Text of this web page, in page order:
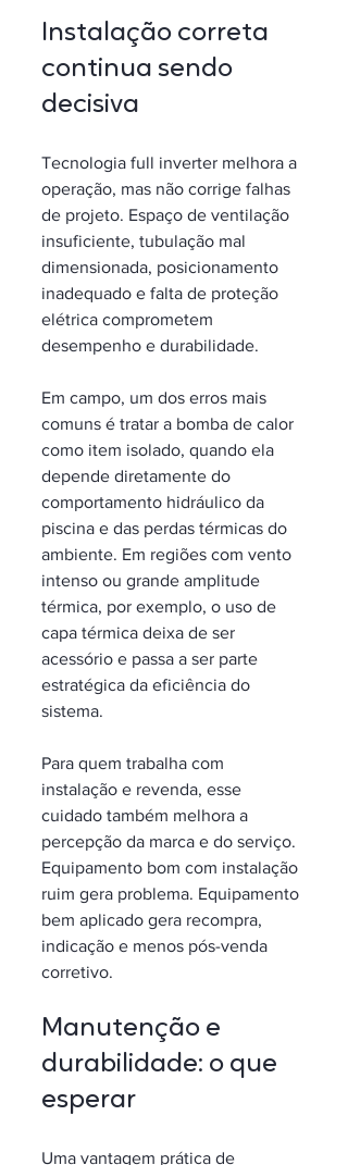
Instalação correta
continua sendo
decisiva
Tecnologia full inverter melhora a
operação, mas não corrige falhas
de projeto. Espaço de ventilação
insuficiente, tubulação mal
dimensionada, posicionamento
inadequado e falta de proteção
elétrica comprometem
desempenho e durabilidade.
Em campo, um dos erros mais
comuns é tratar a bomba de calor
como item isolado, quando ela
depende diretamente do
comportamento hidráulico da
piscina e das perdas térmicas do
ambiente. Em regiões com vento
intenso ou grande amplitude
térmica, por exemplo, o uso de
capa térmica deixa de ser
acessório e passa a ser parte
estratégica da eficiência do
sistema.
Para quem trabalha com
instalação e revenda, esse
cuidado também melhora a
percepção da marca e do serviço.
Equipamento bom com instalação
ruim gera problema. Equipamento
bem aplicado gera recompra,
indicação e menos pós-venda
corretivo.
Manutenção e
durabilidade: o que
esperar
Uma vantagem prática de